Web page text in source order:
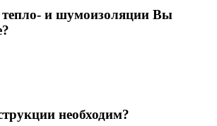
и шумоизоляции Вы
необходим?